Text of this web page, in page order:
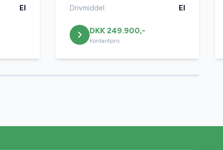
El Drivmiddel El
DKK 249.900,-
Kontantpris